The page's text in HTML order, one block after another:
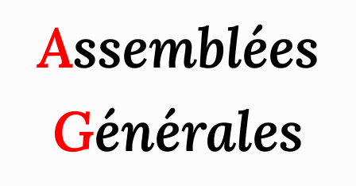
Assemblées
Générales